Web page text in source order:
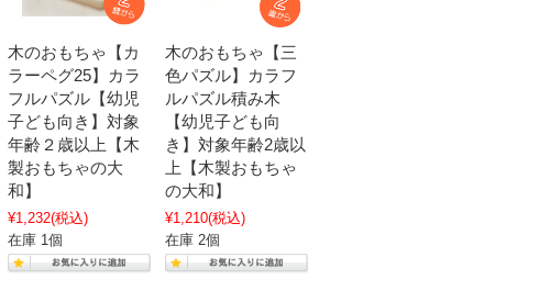
木のおもちゃ【カ
ラーペグ25】カラ
フルパズル【幼児
子ども向き】対象
年齢２歳以上【木
製おもちゃの大
和】
¥1,232(税込)
在庫 1個
木のおもちゃ【三
色パズル】カラフ
ルパズル積み木
【幼児子ども向
き】対象年齢2歳以
上【木製おもちゃ
の大和】
¥1,210(税込)
在庫 2個